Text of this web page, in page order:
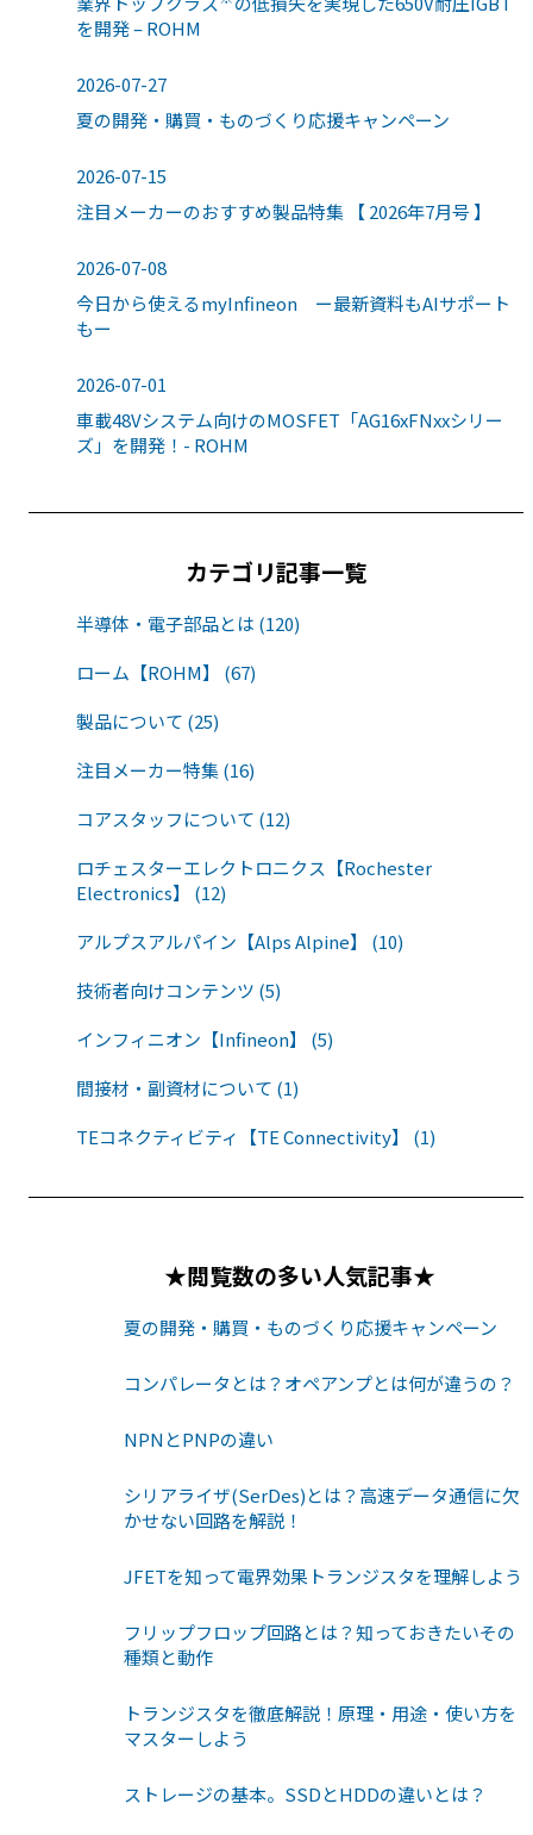
を開発 – ROHM
2026-07-27
夏の開発・購買・ものづくり応援キャンペーン
2026-07-15
注目メーカーのおすすめ製品特集 【 2026年7月号 】
2026-07-08
今日から使えるmyInfineon ー最新資料もAIサポート
もー
2026-07-01
車載48Vシステム向けのMOSFET「AG16xFNxxシリー
ズ」を開発！- ROHM
カテゴリ記事一覧
半導体・電子部品とは (120)
ローム【ROHM】 (67)
製品について (25)
注目メーカー特集 (16)
コアスタッフについて (12)
ロチェスターエレクトロニクス【Rochester
Electronics】 (12)
アルプスアルパイン【Alps Alpine】 (10)
技術者向けコンテンツ (5)
インフィニオン【Infineon】 (5)
間接材・副資材について (1)
TEコネクティビティ【TE Connectivity】 (1)
★閲覧数の多い人気記事★
夏の開発・購買・ものづくり応援キャンペーン
コンパレータとは？オペアンプとは何が違うの？
NPNとPNPの違い
シリアライザ(SerDes)とは？高速データ通信に欠
かせない回路を解説！
JFETを知って電界効果トランジスタを理解しよう
フリップフロップ回路とは？知っておきたいその
種類と動作
トランジスタを徹底解説！原理・用途・使い方を
マスターしよう
ストレージの基本。SSDとHDDの違いとは？